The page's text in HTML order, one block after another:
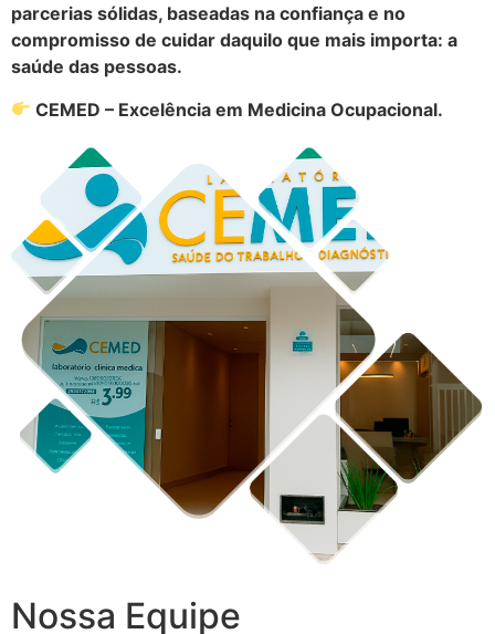
parcerias sólidas, baseadas na confiança e no
compromisso de cuidar daquilo que mais importa: a
saúde das pessoas.
CEMED – Excelência em Medicina Ocupacional.
Nossa Equipe